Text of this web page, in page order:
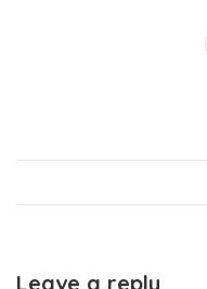
Leave a reply